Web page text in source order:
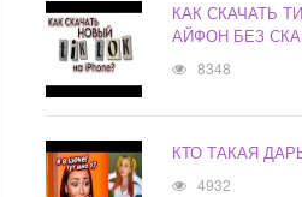
КАК СКАЧАТЬ
АЙФОН БЕЗ
8348
КТО ТАКАЯ
4932